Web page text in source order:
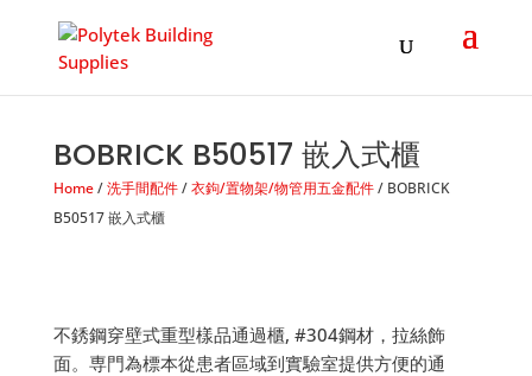
BOBRICK B50517 嵌入式櫃
Home/洗手間配件/衣鉤/置物架/物管用五金配件/ BOBRICK
B50517 嵌入式櫃
不銹鋼穿壁式重型樣品通過櫃, #304鋼材，拉絲飾
面。専門為標本從患者區域到實驗室提供方便的通